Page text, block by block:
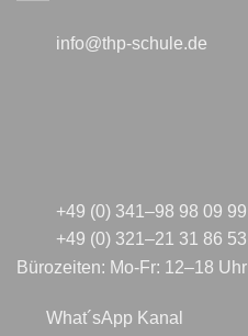
info@thp-schule.de
+49 (0) 341–98 98 09 99
+49 (0) 321–21 31 86 53
Bürozeiten: Mo-Fr: 12–18 Uhr
What´sApp Kanal